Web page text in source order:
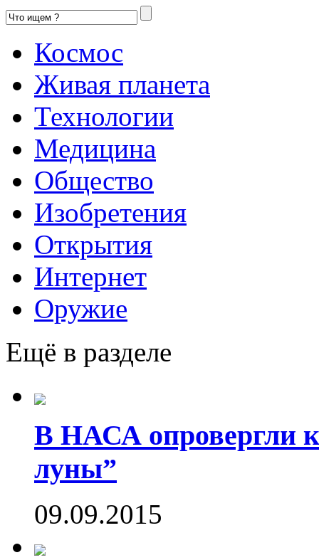
Космос
Живая планета
Технологии
Медицина
Общество
Изобретения
Открытия
Интернет
Оружие
Ещё в разделе
В НАСА опровергли
луны”
09.09.2015